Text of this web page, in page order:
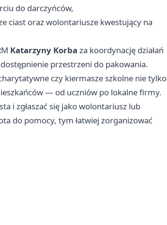
do darczyńców,
ciast oraz wolontariusze kwestujący na
Katarzyny Korba za koordynację działań
przestrzeni do pakowania.
czy kiermasze szkolne nie tylko
— od uczniów po lokalne firmy.
i zgłaszać się jako wolontariusz lub
do pomocy, tym łatwiej zorganizować